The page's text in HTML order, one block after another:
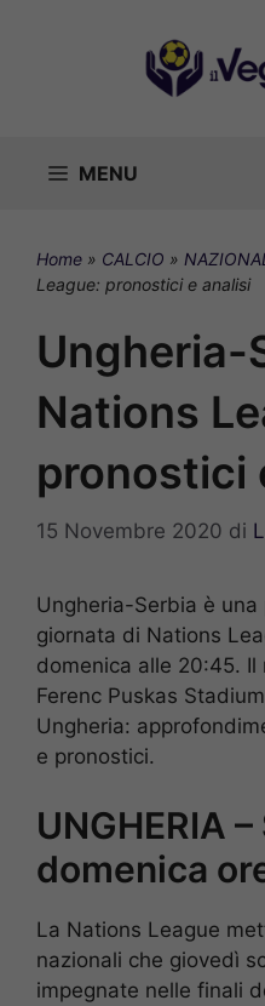
MENU
Home » CALCIO »
League: pronostici e analisi
Ungheria-
Nations
pronostici
15 Novembre 2020 di
Ungheria-Serbia è
giornata di Nations
domenica alle 20:45.
Ferenc Puskas
Ungheria:
e pronostici.
UNGHERIA –
domenica
La Nations League
nazionali che giovedì
impegnate nelle finali